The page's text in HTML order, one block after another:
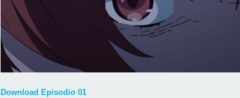
Download Episodio 01